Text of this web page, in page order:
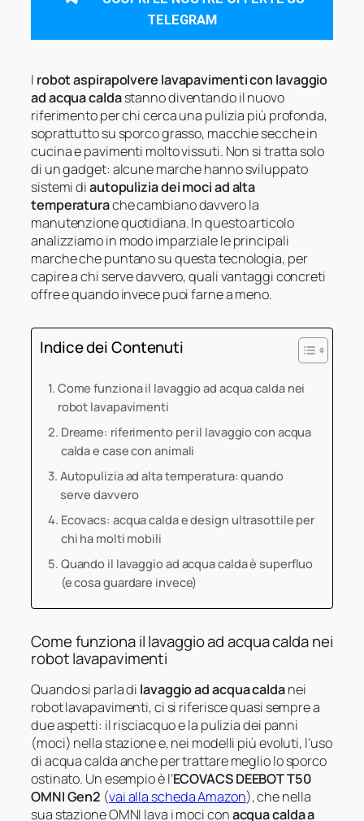
TELEGRAM
I robot aspirapolvere lavapavimenti con lavaggio
ad acqua caldastanno diventando il nuovo
riferimento per chi cerca una pulizia più profonda,
soprattutto su sporco grasso, macchie secche in
cucina e pavimenti molto vissuti. Non si tratta solo
di un gadget: alcune marche hanno sviluppato
sistemi diautopulizia dei moci ad alta
temperaturache cambiano davvero la
manutenzione quotidiana. In questo articolo
analizziamo in modo imparziale le principali
marche che puntano su questa tecnologia, per
capire a chi serve davvero, quali vantaggi concreti
offre e quando invece puoi farne a meno.
Indice dei Contenuti
Come funziona il lavaggio ad acqua calda nei
robot lavapavimenti
Dreame: riferimento per il lavaggio con acqua
calda e case con animali
Autopulizia ad alta temperatura: quando
serve davvero
Ecovacs: acqua calda e design ultrasottile per
chi ha molti mobili
Quando il lavaggio ad acqua calda è superfluo
(e cosa guardare invece)
Come funziona il lavaggio ad acqua calda nei
robot lavapavimenti
Quando si parla di lavaggio ad acqua caldanei
robot lavapavimenti, ci si riferisce quasi sempre a
due aspetti: il risciacquo e la pulizia dei panni
(moci) nella stazione e, nei modelli più evoluti, l’uso
di acqua calda anche per trattare meglio lo sporco
ostinato. Un esempio è l’ECOVACS DEEBOT T50
OMNI Gen2 (vai alla scheda Amazon), che nella
sua stazione OMNI lava i moci conacqua calda a